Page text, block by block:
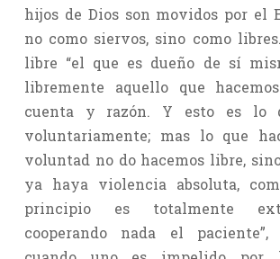
hijos de Dios son movidos por el
no como siervos, sino como
libre “el que es dueño de sí
libremente aquello que
cuenta y razón. Y esto es lo
voluntariamente; mas lo que
voluntad no do hacemos libre,
ya haya violencia absoluta,
principio es totalmente
cooperando nada el paciente”,